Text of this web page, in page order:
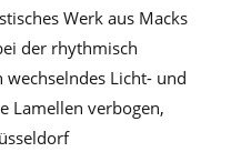
Werk aus Macks
der rhythmisch
Licht- und
Lamellen verbogen,